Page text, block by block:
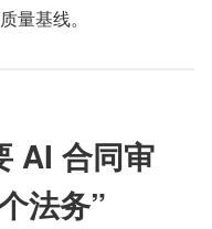
量基线。
AI 合同审
法务”